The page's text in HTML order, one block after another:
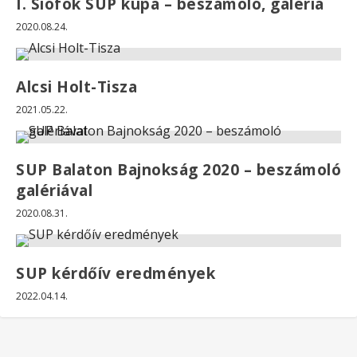
I. Siófok SUP kupa – beszámoló, galéria
2020.08.24.
Alcsi Holt-Tisza
2021.05.22.
SUP Balaton Bajnokság 2020 – beszámoló
galériával
2020.08.31.
SUP kérdőív eredmények
2022.04.14.